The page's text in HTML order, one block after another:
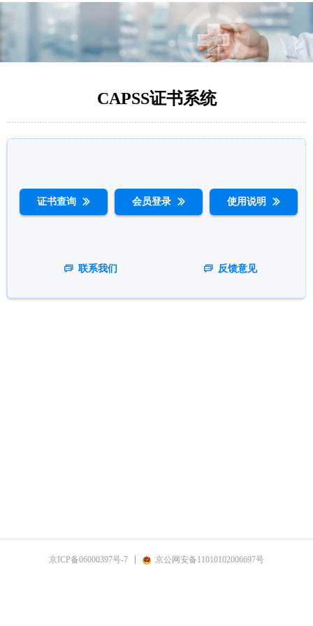
证书查询 ꅀ 会员登录 ꅀ 使用说明 ꅀ
ꀃ 联系我们 ꀃ 反馈意见
CAPSS证书系统
京ICP备06000397号-7 京公网安备11010102006697号